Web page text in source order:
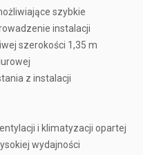
szybkie
instalacji
szerokości 1,35 m
z instalacji
i klimatyzacji opartej
wydajności